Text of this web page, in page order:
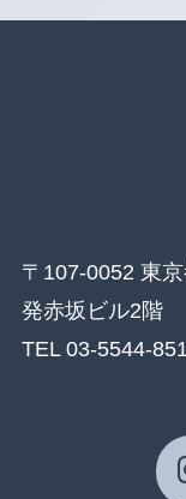
〒107-0052 東
発赤坂ビル2階
TEL 03-5544-